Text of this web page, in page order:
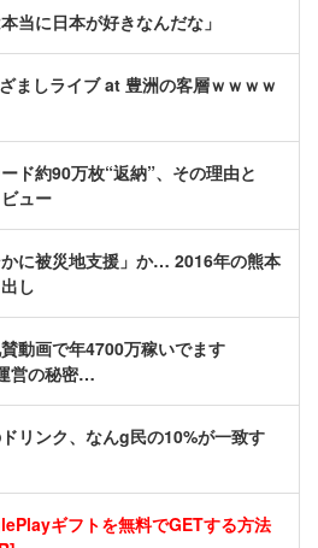
当に日本が好きなんだな」
ましライブ at 豊洲の客層ｗｗｗｗ
ド約90万枚“返納”、その理由と
ュー
かに被災地支援」か… 2016年の熊本
し
動画で年4700万稼いでます
営の秘密…
リンク、なんg民の10%が一致す
ギフトを無料でGETする方法